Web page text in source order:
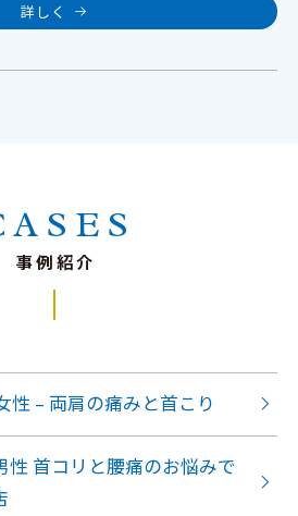
詳しく
事例紹介
性 – 両肩の痛みと首こり
性 首コリと腰痛のお悩みで